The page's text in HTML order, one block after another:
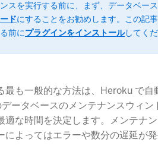
スを実行する前に、まず、データベー
ドにすることをお勧めします。この記
前にプラグインをインストールしてく
最も一般的な方法は、Heroku で
ータベースのメンテナンスウィ
適な時間を決定します。メンテナ
によってはエラーや数分の遅延が